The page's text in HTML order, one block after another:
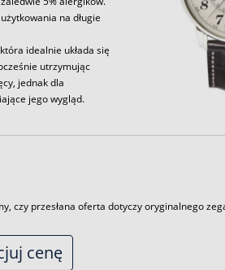
na długie
idealnie układa się
utrzymując
jednak dla
jego wygląd.
czy przesłana oferta dotyczy oryginalnego
cenę